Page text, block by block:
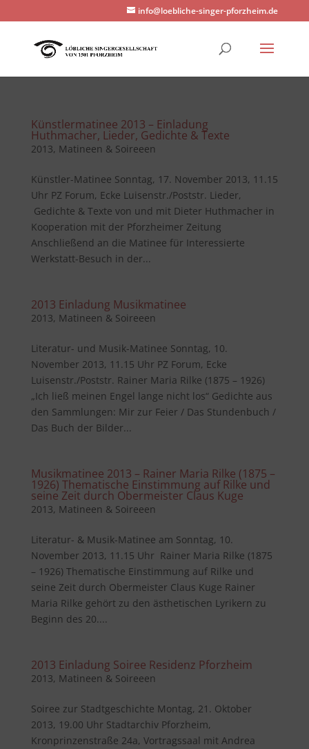
info@loebliche-singer-pforzheim.de
Künstlermatinee 2013 – Einladung
Huthmacher, Lieder, Gedichte & Texte
2013, Matineen & Soireeen
Künstler-Matinee Sonntag, 17. November 2013, 11.15
Uhr PZ Forum, Ecke Luisenstr./Poststr. Lieder,
Gedichte & Texte von und mit Dieter Huthmacher in
Kooperation mit der Pforzheimer Zeitung
Anschließend an die Matinee für Interessierte
Werkstatt-Besuch in der...
2013 Einladung Musikmatinee
2013, Matineen & Soireeen
Literatur- und Musik-Matinee Sonntag, 10.
November 2013, 11.15 Uhr PZ Forum, Ecke
Luisenstr./Poststr. Rainer Maria Rilke (1875 – 1926)
„Ich ließ meinen Engel lange nicht los“ Gedichte aus
den Sammlungen: Mir zur Feier / Das Stundenbuch /
Das Buch der Bilder...
Musikmatinee 2013 – Rainer Maria Rilke (1875 –
1926) Thematische Einstimmung auf Rilke und
seine Zeit durch Obermeister Claus Kuge
2013, Matineen & Soireeen
Literatur- & Musik-Matinee am Sonntag, 10.
November 2013, 11.15 Uhr Rainer Maria Rilke (1875
– 1926) Thematische Einstimmung auf Rilke und
seine Zeit durch Obermeister Claus Kuge Rainer
Maria Rilke gehört zu den ästhetischen Lyrikern zu
Beginn des 20....
2013 Einladung Soiree Residenz Pforzheim
2013, Matineen & Soireeen
Soiree zur Stadtgeschichte Montag, 21. Oktober
2013, 19.00 Uhr Stadtarchiv Pforzheim,
Kronprinzenstraße 24a, Vortragssaal mit Andrea